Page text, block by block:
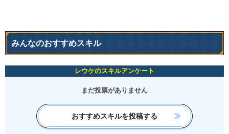
みんなのおすすめスキル
レウケのスキルアンケート
まだ投票がありません
おすすめスキルを投稿する